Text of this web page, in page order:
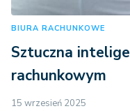
BIURA RACHUNKOWE
Sztuczna
rachunkowym
15 wrzesień 2025